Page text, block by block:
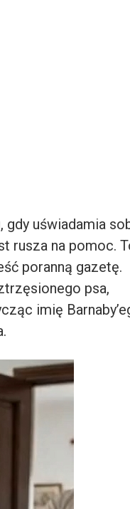
uświadamia
rusza na pomoc.
poranną gazetę.
psa,
imię